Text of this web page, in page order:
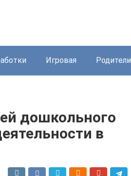
Игровая Родители
дошкольного
в